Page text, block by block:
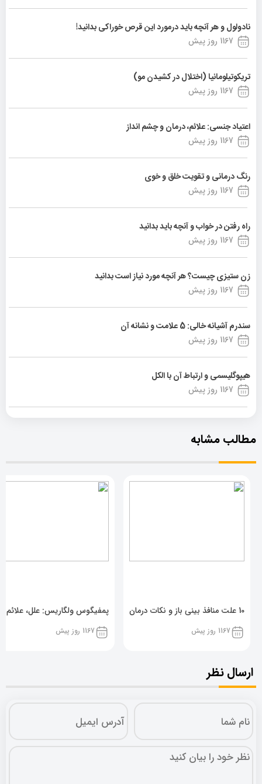
نادولول و هر آنچه باید درمورد این قرص خوراکی بدانید!
1167 روز پیش
تریکوتیلومانیا (اختلال در کشیدن مو)
1167 روز پیش
اعتیاد جنسی: علائم، درمان و چشم انداز
1167 روز پیش
رنگ درمانی و تقویت خلق و خوی
1167 روز پیش
راه رفتن در خواب و آنچه باید بدانید
1167 روز پیش
زن ستیزی چیست؟ هر آنچه مورد نیاز است بدانید
1167 روز پیش
سندرم آشیانه خالی: 5 علامت و نشانه آن
1167 روز پیش
هیپوگلیسمی و ارتباط آن با الکل
1167 روز پیش
مطالب مشابه
10 علت منافذ بینی باز و نکات درمان
1167 روز پیش
پمفیگوس ولگاریس: علل، علائم
1167 روز پیش
ارسال نظر